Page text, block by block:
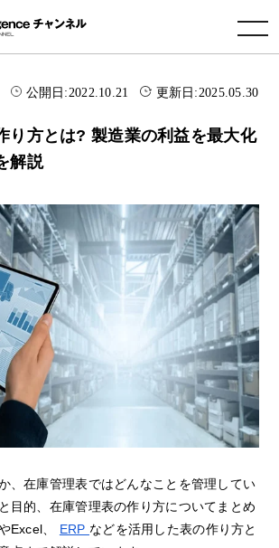
toggle navigation
公開日:2022.10.21 更新日:2025.05.30
り方とは? 製造業の利益を最大化
解説
、在庫管理表ではどんなことを管理してい
目的、在庫管理表の作り方についてまとめ
Excel、 ERP などを活用した表の作り方と